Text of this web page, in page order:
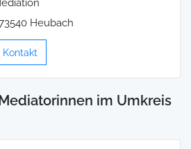
Heubach
Kontakt
im Umkreis